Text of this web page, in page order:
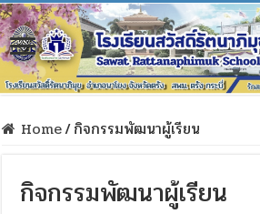
Home/กิจกรรมพัฒนาผู้เรียน
กิจกรรมพัฒนาผู้เรียน